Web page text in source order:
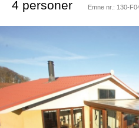
4 personer Emne nr.: 130-